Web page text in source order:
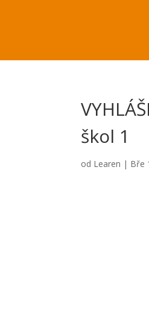
škol 1
od Learen | Bře